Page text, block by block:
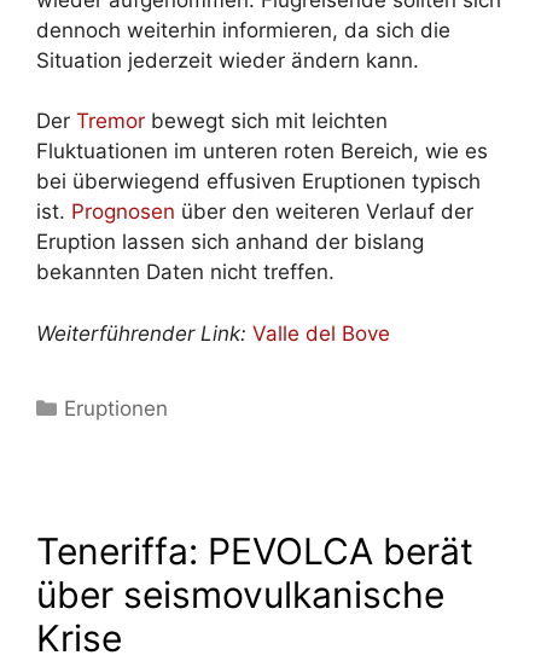
dennoch weiterhin informieren, da sich die
Situation jederzeit wieder ändern kann.
Der Tremor bewegt sich mit leichten
Fluktuationen im unteren roten Bereich, wie es
bei überwiegend effusiven Eruptionen typisch
ist. Prognosen über den weiteren Verlauf der
Eruption lassen sich anhand der bislang
bekannten Daten nicht treffen.
Weiterführender Link: Valle del Bove
Kategorien
Eruptionen
Teneriffa: PEVOLCA berät
über seismovulkanische
Krise